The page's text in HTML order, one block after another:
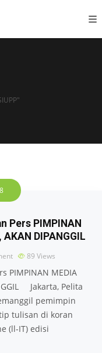
Pers PIMPINAN
AKAN DIPANGGIL
89 Views
PIMPINAN MEDIA
Jakarta, Pelita
pemimpin
tulisan di koran
(ll-IT) edisi